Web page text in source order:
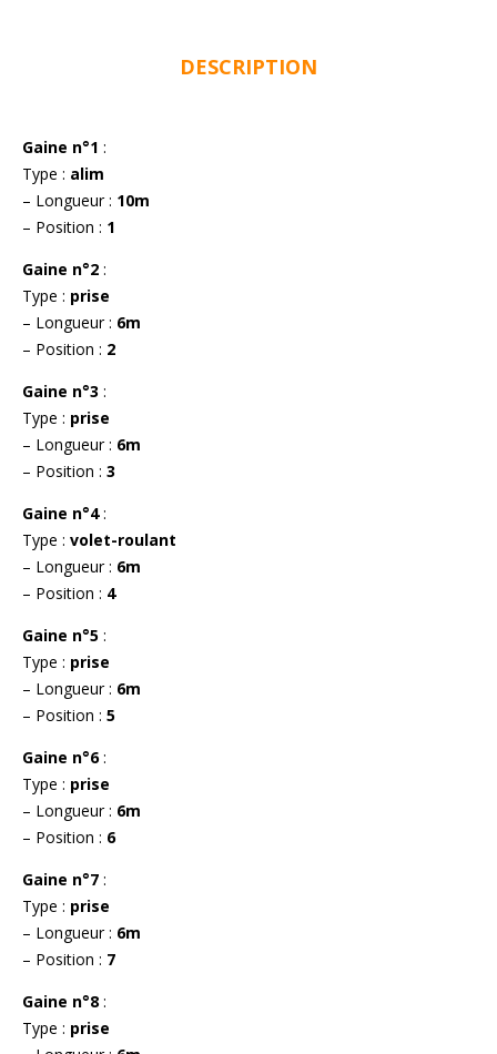
DESCRIPTION
Gaine n°1 :
Type : alim
– Longueur : 10m
– Position : 1
Gaine n°2 :
Type : prise
– Longueur : 6m
– Position : 2
Gaine n°3 :
Type : prise
– Longueur : 6m
– Position : 3
Gaine n°4:
Type : volet-roulant
– Longueur : 6m
– Position : 4
Gaine n°5 :
Type : prise
– Longueur : 6m
– Position : 5
Gaine n°6:
Type : prise
– Longueur : 6m
– Position : 6
Gaine n°7 :
Type : prise
– Longueur : 6m
– Position : 7
Gaine n°8 :
Type : prise